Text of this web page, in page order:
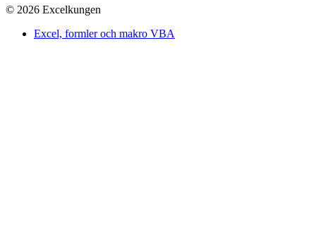
© 2026 Excelkungen
Excel, formler och makro VBA